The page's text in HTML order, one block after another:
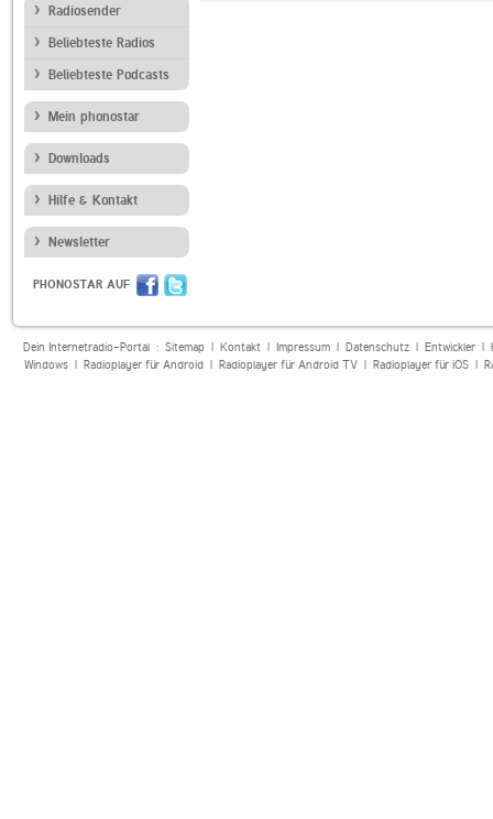
Radiosender
Beliebteste Radios
Beliebteste Podcasts
Mein phonostar
Downloads
Hilfe & Kontakt
Newsletter
PHONOSTAR AUF
Dein Internetradio-Portal : Sitemap| Kontakt| Impressum| Datenschutz| Entwickler|
Windows| Radioplayer für Android| Radioplayer für Android TV| Radioplayer für iOS|